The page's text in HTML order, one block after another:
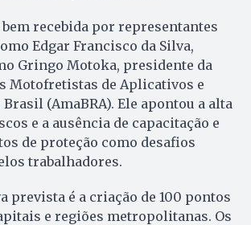
recebida por representantes
Edgar Francisco da Silva,
Gringo Motoka, presidente da
Motofretistas de Aplicativos e
(AmaBRA). Ele apontou a alta
e a ausência de capacitação e
de proteção como desafios
trabalhadores.
prevista é a criação de 100 pontos
e regiões metropolitanas. Os